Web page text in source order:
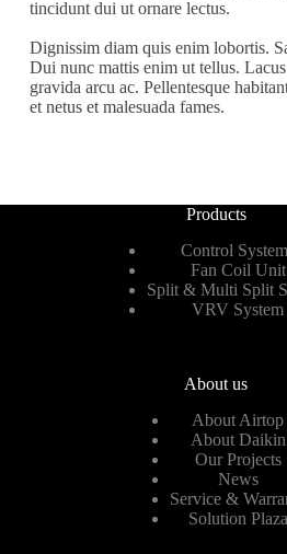
tincidunt dui ut ornare lectus.
Dignissim diam quis enim lobortis.
Dui nunc mattis enim ut tellus.
gravida arcu ac. Pellentesque
et netus et malesuada fames.
Products
Control
Fan Coil Unit
Split & Multi Split
VRV System
About us
About Airtop
About Daikin
Our Projects
News
Service &
Solution Plaza